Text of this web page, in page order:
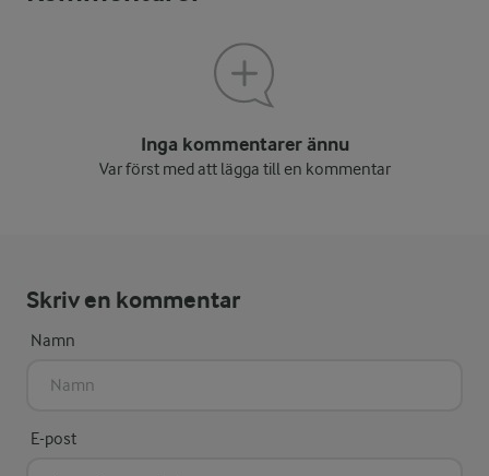
Inga kommentarer ännu
Var först med att lägga till en kommentar
Skriv en kommentar
Namn
E-post